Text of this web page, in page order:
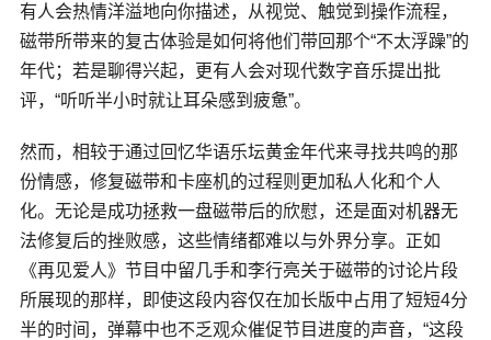
有人会热情洋溢地向你描述，从视觉、触觉到操作流程，
磁带所带来的复古体验是如何将他们带回那个“不太浮躁”的
年代；若是聊得兴起，更有人会对现代数字音乐提出批
评，“听听半小时就让耳朵感到疲惫”。
然而，相较于通过回忆华语乐坛黄金年代来寻找共鸣的那
份情感，修复磁带和卡座机的过程则更加私人化和个人
化。无论是成功拯救一盘磁带后的欣慰，还是面对机器无
法修复后的挫败感，这些情绪都难以与外界分享。正如
《再见爱人》节目中留几手和李行亮关于磁带的讨论片段
所展现的那样，即使这段内容仅在加长版中占用了短短4分
半的时间，弹幕中也不乏观众催促节目进度的声音，“这段